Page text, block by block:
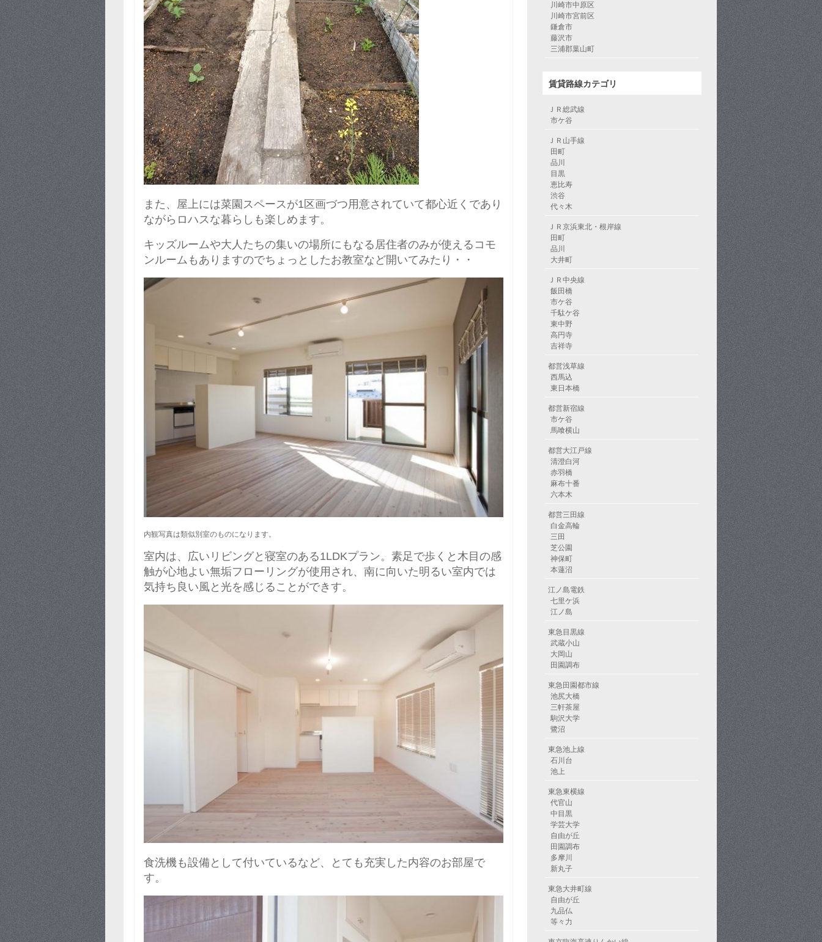
また、屋上には菜園スペースが1区画づつ用意されていて都心近くであり
ながらロハスな暮らしも楽しめます。
キッズルームや大人たちの集いの場所にもなる居住者のみが使えるコモ
ンルームもありますのでちょっとしたお教室など開いてみたり・・
内観写真は類似別室のものになります。
室内は、広いリビングと寝室のある1LDKプラン。素足で歩くと木目の感
触が心地よい無垢フローリングが使用され、南に向いた明るい室内では
気持ち良い風と光を感じることができす。
食洗機も設備として付いているなど、とても充実した内容のお部屋で
す。
川崎市中原区
川崎市宮前区
鎌倉市
藤沢市
三浦郡葉山町
賃貸路線カテゴリ
ＪＲ総武線
市ケ谷
ＪＲ山手線
田町
品川
目黒
恵比寿
渋谷
代々木
ＪＲ京浜東北・根岸線
田町
品川
大井町
ＪＲ中央線
飯田橋
市ケ谷
千駄ケ谷
東中野
高円寺
吉祥寺
都営浅草線
西馬込
東日本橋
都営新宿線
市ケ谷
馬喰横山
都営大江戸線
清澄白河
赤羽橋
麻布十番
六本木
都営三田線
白金高輪
三田
芝公園
神保町
本蓮沼
江ノ島電鉄
七里ケ浜
江ノ島
東急目黒線
武蔵小山
大岡山
田園調布
東急田園都市線
池尻大橋
三軒茶屋
駒沢大学
鷺沼
東急池上線
石川台
池上
東急東横線
代官山
中目黒
学芸大学
自由が丘
田園調布
多摩川
新丸子
東急大井町線
自由が丘
九品仏
等々力